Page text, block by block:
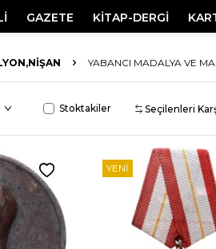
GAZETE KİTAP-DERGİ
YABANCI MADALYA VE
Stoktakiler Seçilenleri
YENI